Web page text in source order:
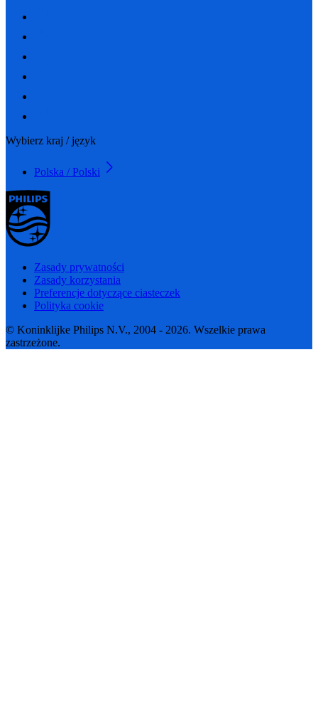
Wybierz kraj / język
Polska / Polski
Zasady prywatności
Zasady korzystania
Preferencje dotyczące ciasteczek
Polityka cookie
© Koninklijke Philips N.V., 2004 - 2026. Wszelkie prawa
zastrzeżone.